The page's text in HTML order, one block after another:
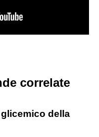
correlate
della